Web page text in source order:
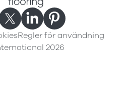
Regler för användning
2026